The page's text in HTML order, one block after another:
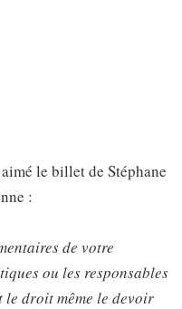
le billet de Stéphane
:
de votre
ou les responsables
droit même le devoir